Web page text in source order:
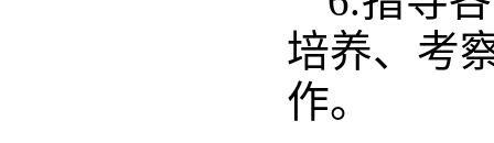
培养、考
作。